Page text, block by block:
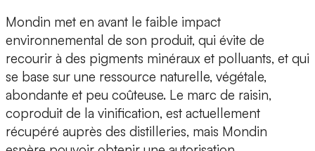
Mondin met en avant le faible impact
environnemental de son produit, qui évite de
recourir à des pigments minéraux et polluants, et qui
se base sur une ressource naturelle, végétale,
abondante et peu coûteuse. Le marc de raisin,
coproduit de la vinification, est actuellement
récupéré auprès des distilleries, mais Mondin